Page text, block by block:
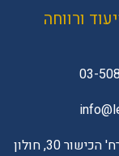
ורווחה
03-
30, חולון